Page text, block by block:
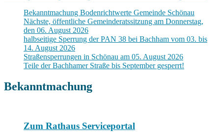
Bekanntmachung Bodenrichtwerte Gemeinde Schönau
Nächste, öffentliche Gemeinderatssitzung am Donnerstag,
den 06. August 2026
halbseitige Sperrung der PAN 38 bei Bachham vom 03. bis
14. August 2026
Straßensperrungen in Schönau am 05. August 2026
Teile der Bachhamer Straße bis September gesperrt!
Bekanntmachung
Zum Rathaus Serviceportal